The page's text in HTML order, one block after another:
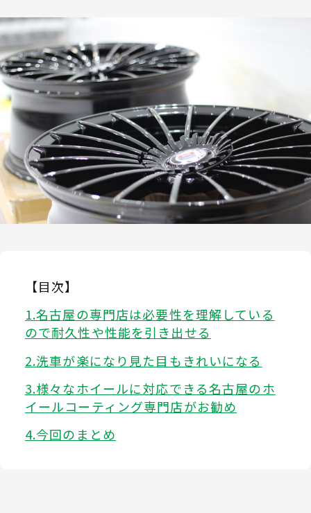
【目次】
名古屋の専門店は必要性を理解している
ので耐久性や性能を引き出せる
洗車が楽になり見た目もきれいになる
様々なホイールに対応できる名古屋のホ
イールコーティング専門店がお勧め
今回のまとめ